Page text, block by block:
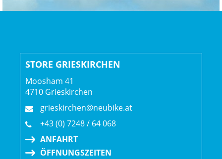
STORE GRIESKIRCHEN
Moosham 41
4710 Grieskirchen
grieskirchen@neubike.at
+43 (0) 7248 / 64 068
ANFAHRT
ÖFFNUNGSZEITEN